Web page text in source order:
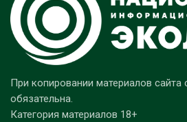
При копировании материалов сайта
обязательна.
Категория материалов 18+